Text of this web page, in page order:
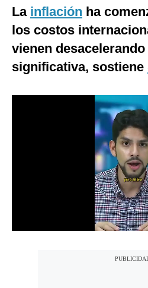
Mundo
EEUU
México
La inflación ha
los costos
vienen
significativa, sostiene